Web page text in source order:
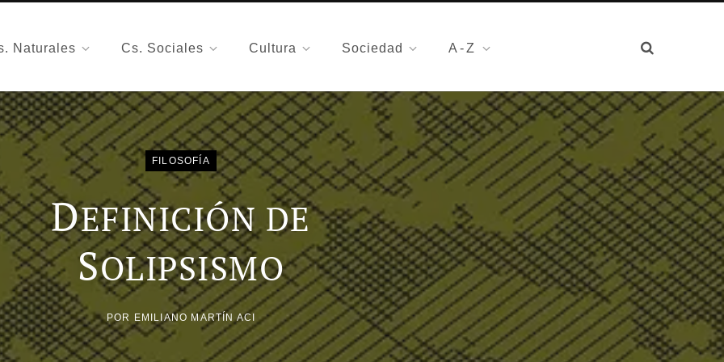
Naturales Cs. Sociales Cultura Sociedad A-Z
FILOSOFÍA
DEFINICIÓN DE
SOLIPSISMO
POR EMILIANO MARTÍN ACI